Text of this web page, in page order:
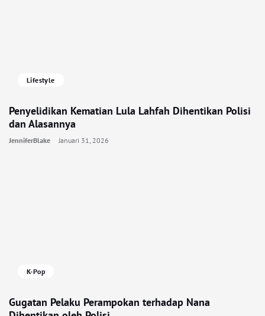
Lifestyle
Penyelidikan Kematian Lula Lahfah Dihentikan Polisi
dan Alasannya
JenniferBlake Januari 31, 2026
K-Pop
Gugatan Pelaku Perampokan terhadap Nana